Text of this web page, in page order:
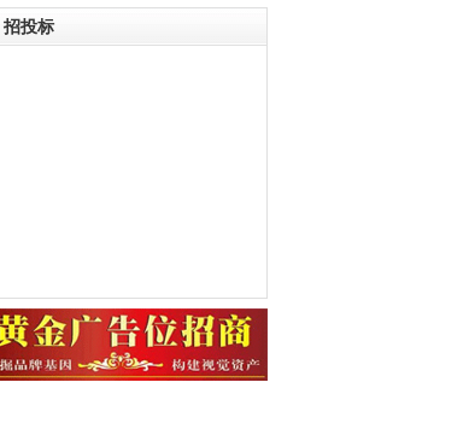
招投标